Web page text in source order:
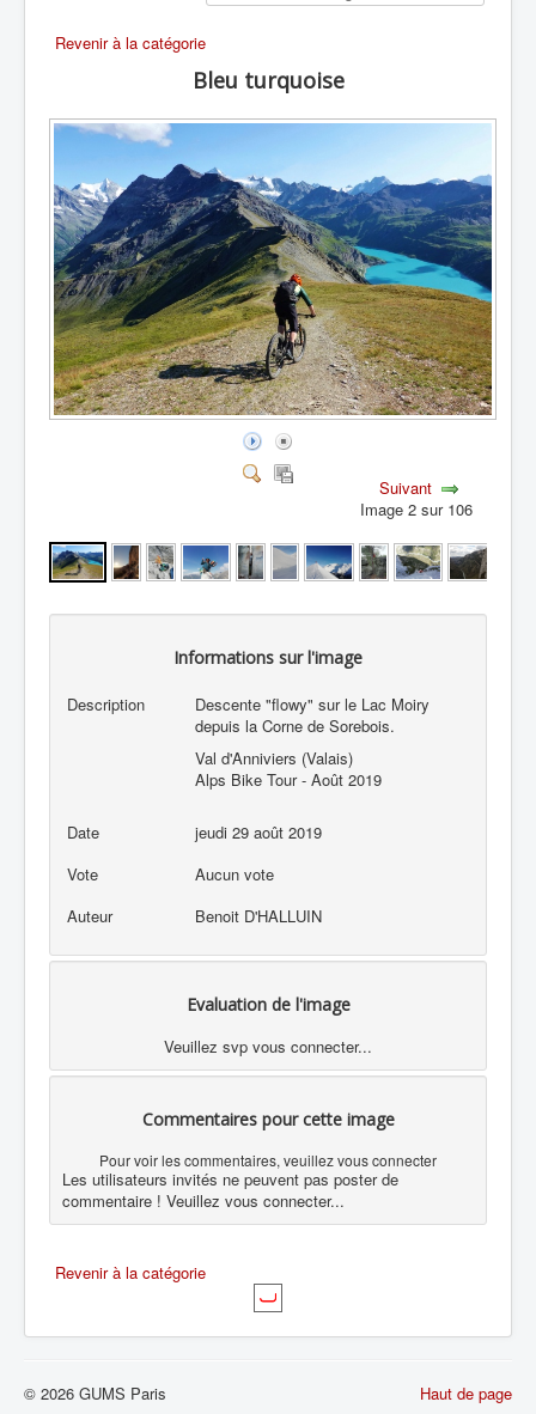
Revenir à la catégorie
Bleu turquoise
Suivant
Image 2 sur 106
Informations sur l'image
Description
Descente "flowy" sur le Lac Moiry
depuis la Corne de Sorebois.
Val d'Anniviers (Valais)
Alps Bike Tour - Août 2019
Date
jeudi 29 août 2019
Vote
Aucun vote
Auteur
Benoit D'HALLUIN
Evaluation de l'image
Veuillez svp vous connecter...
Commentaires pour cette image
Pour voir les commentaires, veuillez vous connecter
Les utilisateurs invités ne peuvent pas poster de
commentaire ! Veuillez vous connecter...
Revenir à la catégorie
Haut de page
© 2026 GUMS Paris